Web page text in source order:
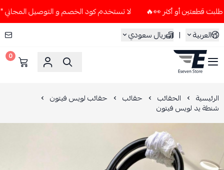
لا تستخدم كود الخصم و التوصيل المجاني " N7 " إلا إذا طلبت قطعتين أو أكثر 👀🔥
العربية
| ريال سعودي
ESEVEN STORE
0
الرئيسية الحقائب حقائب حقائب لويس فيتون
شنطة يد لويس فيتون